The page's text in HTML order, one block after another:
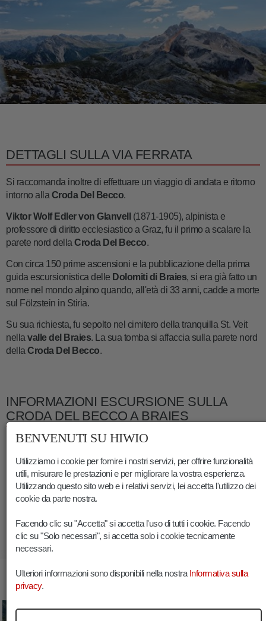
DETTAGLI SULLA VIA FERRATA
Si raccomanda inoltre di effettuare un viaggio di andata e ritorno
intorno alla Croda Del Becco.
Viktor Wolf Edler von Glanvell
(1871-1905), alpinista e
professore di diritto ecclesiastico a Graz, fu il primo a scalare la
parete nord della Croda Del Becco.
Con circa 150 prime ascensioni e la pubblicazione della prima
guida escursionistica delle Dolomiti di Braies, si era già fatto un
nome nel mondo alpino quando, all'età di 33 anni, cadde a morte
sul Fölzstein in Stiria.
Su sua richiesta, fu sepolto nel cimitero della tranquilla St. Veit
nella valle del Braies. La sua tomba si affaccia sulla parete nord
della Croda Del Becco.
INFORMAZIONI ESCURSIONE SULLA
CRODA DEL BECCO A BRAIES
Durata:
08:00 h
Guadagno altitudine:
1325 m
Min. elevazione:
1492 m
Max. elevazione:
23.07.2019
IMMAGINI ESCURSIONE SULLA CRODA DEL BECCO A
BENVENUTI SU HIWIO
Utilizziamo i cookie per fornire i nostri servizi, per offrire funzionalità
utili, misurare le prestazioni e per migliorare la vostra esperienza.
Utilizzando questo sito web e i relativi servizi, lei accetta l'utilizzo dei
cookie da parte nostra.
Facendo clic su "Accetta" si accetta l'uso di tutti i cookie. Facendo
clic su "Solo necessari", si accetta solo i cookie tecnicamente
necessari.
Ulteriori informazioni sono disponibili nella nostra Informativa sulla
privacy.